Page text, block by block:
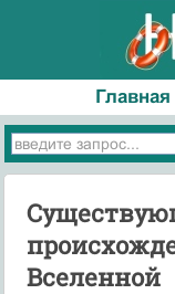
Главная
Вселенной